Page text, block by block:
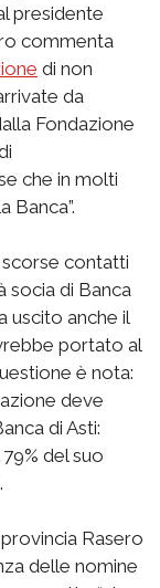
presidente
commenta
di non
da
Fondazione
che in molti
Banca”.
contatti
socia di Banca
uscito anche il
portato al
è nota:
deve
di Asti:
del suo
Rasero
delle nomine